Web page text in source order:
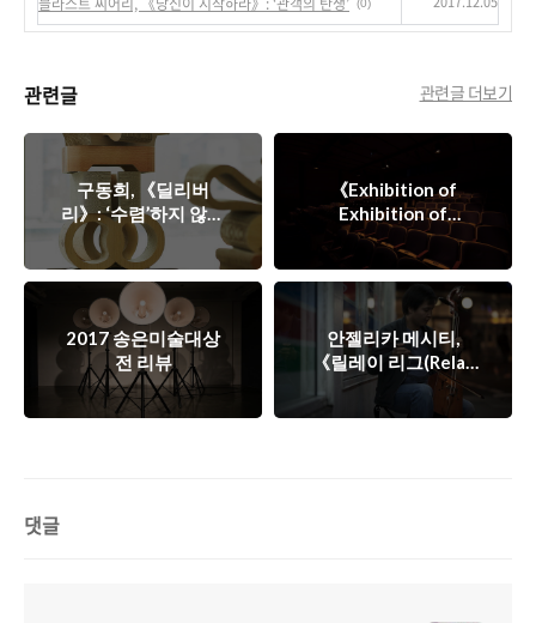
(0)
관련글 관련글 더보기
구동희, 《딜리버
리》: ‘수렴’하지 않는
공간
《Exhibition of
Exhibition of
Exhibition》: 전시라
는 이름을 작동시키기
2017 송은미술대상
전 리뷰
안젤리카 메시티,
《릴레이 리그(Relay
League)》: 번역의 수
행적 확장
댓글